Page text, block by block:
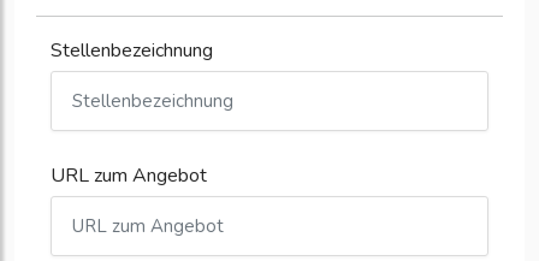
Stellenbezeichnung
URL zum Angebot